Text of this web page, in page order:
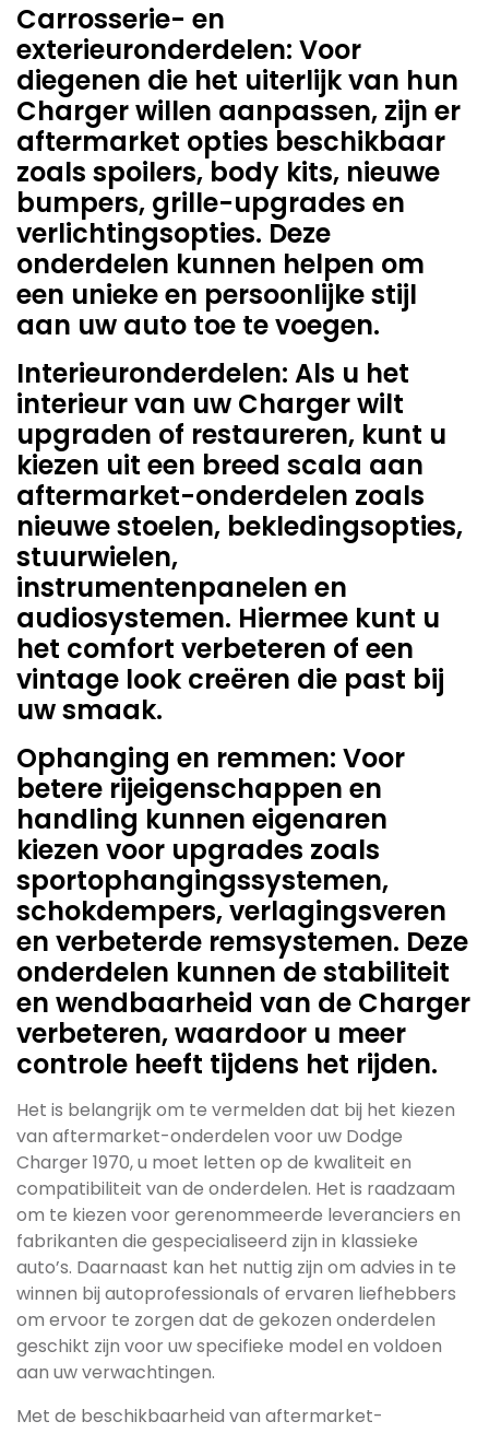
Carrosserie- en
exterieuronderdelen: Voor
diegenen die het uiterlijk van hun
Charger willen aanpassen, zijn er
aftermarket opties beschikbaar
zoals spoilers, body kits, nieuwe
bumpers, grille-upgrades en
verlichtingsopties. Deze
onderdelen kunnen helpen om
een unieke en persoonlijke stijl
aan uw auto toe te voegen.
Interieuronderdelen: Als u het
interieur van uw Charger wilt
upgraden of restaureren, kunt u
kiezen uit een breed scala aan
aftermarket-onderdelen zoals
nieuwe stoelen, bekledingsopties,
stuurwielen,
instrumentenpanelen en
audiosystemen. Hiermee kunt u
het comfort verbeteren of een
vintage look creëren die past bij
uw smaak.
Ophanging en remmen: Voor
betere rijeigenschappen en
handling kunnen eigenaren
kiezen voor upgrades zoals
sportophangingssystemen,
schokdempers, verlagingsveren
en verbeterde remsystemen. Deze
onderdelen kunnen de stabiliteit
en wendbaarheid van de Charger
verbeteren, waardoor u meer
controle heeft tijdens het rijden.
Het is belangrijk om te vermelden dat bij het kiezen
van aftermarket-onderdelen voor uw Dodge
Charger 1970, u moet letten op de kwaliteit en
compatibiliteit van de onderdelen. Het is raadzaam
om te kiezen voor gerenommeerde leveranciers en
fabrikanten die gespecialiseerd zijn in klassieke
auto’s. Daarnaast kan het nuttig zijn om advies in te
winnen bij autoprofessionals of ervaren liefhebbers
om ervoor te zorgen dat de gekozen onderdelen
geschikt zijn voor uw specifieke model en voldoen
aan uw verwachtingen.
Met de beschikbaarheid van aftermarket-